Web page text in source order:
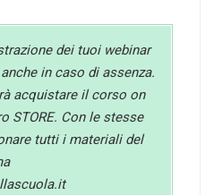
dei tuoi webinar
in caso di assenza.
acquistare il corso on
STORE. Con le stesse
tutti i materiali del